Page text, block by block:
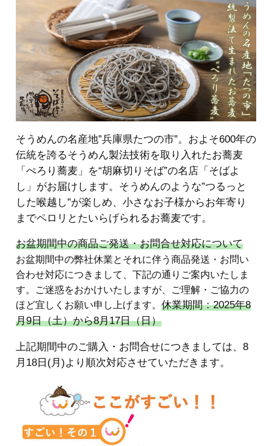
そうめんの名産地”兵庫県たつの市”。およそ600年の
伝統を誇るそうめん製法技術を取り入れたお蕎麦
「ぺろり蕎麦」を“胡麻切りそば”の名店「そばよ
し」がお届けします。そうめんのような”つるっと
した喉越し”が楽しめ、小さなお子様からお年寄り
までペロリとたいらげられるお蕎麦です。
お盆期間中の商品ご発送・お問合せ対応について
お盆期間中の弊社休業とそれに伴う商品発送・お問い
合わせ対応につきまして、下記の通りご案内いたしま
す。ご迷惑をおかけいたしますが、ご理解・ご協力の
ほど宜しくお願い申し上げます。 休業期間：2025年8
月9日（土）から8月17日（日）
上記期間中のご購入・お問合せにつきましては、8
月18日(月)より順次対応させていただきます。